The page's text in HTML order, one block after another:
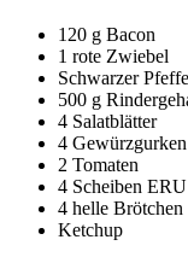
120 g Bacon
1 rote Zwiebel
Schwarzer
500 g
4 Salatblätter
4 Gewürzgurken
2 Tomaten
4 Scheiben
4 helle Brötchen
Ketchup